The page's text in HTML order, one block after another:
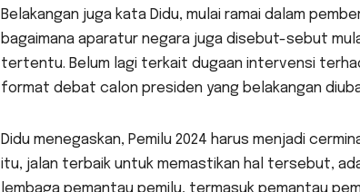
Belakangan juga kata Didu, mulai ramai dalam
bagaimana aparatur negara juga disebut-sebut
tertentu. Belum lagi terkait dugaan intervensi
format debat calon presiden yang belakangan
Didu menegaskan, Pemilu 2024 harus menjadi
itu, jalan terbaik untuk memastikan hal tersebut,
lembaga pemantau pemilu, termasuk pemantau